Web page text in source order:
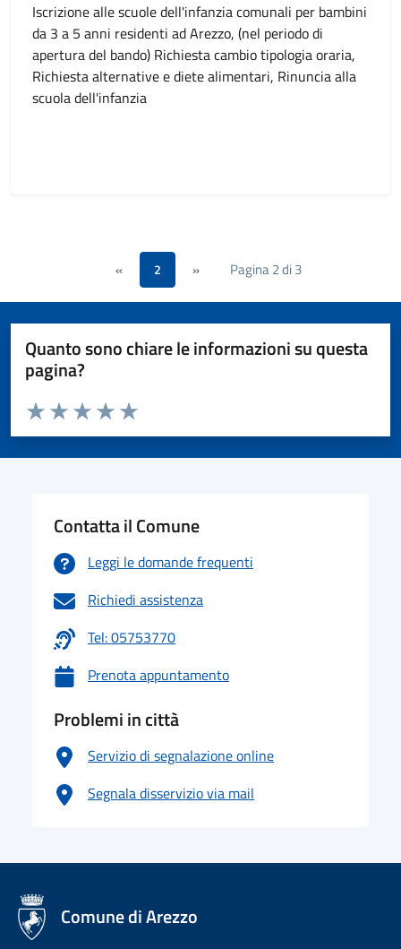
Iscrizione alle scuole dell'infanzia comunali per bambini
da 3 a 5 anni residenti ad Arezzo, (nel periodo di
apertura del bando) Richiesta cambio tipologia oraria,
Richiesta alternative e diete alimentari, Rinuncia alla
scuola dell'infanzia
« 2 » Pagina 2 di 3
Quanto sono chiare le informazioni su questa
pagina?
Valuta da 1 a 5 stelle la pagina
Valuta 5 stelle su 5
Valuta 4 stelle su 5
Valuta 3 stelle su 5
Valuta 2 stelle su 5
Valuta 1 stelle su 5
Contatta il Comune
Leggi le domande frequenti
Richiedi assistenza
Tel: 05753770
Prenota appuntamento
Problemi in città
Servizio di segnalazione online
Segnala disservizio via mail
logo Unione Europea
Comune di Arezzo